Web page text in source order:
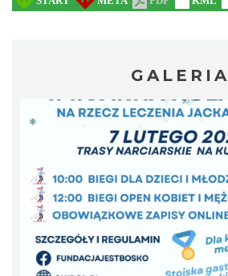
Dni Koronki Koniakowskiej
Koniaków
5.95 km
GALERIA